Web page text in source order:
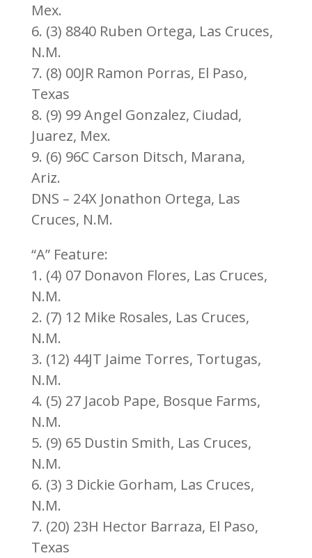
Mex.
6. (3) 8840 Ruben Ortega, Las Cruces,
N.M.
7. (8) 00JR Ramon Porras, El Paso,
Texas
8. (9) 99 Angel Gonzalez, Ciudad,
Juarez, Mex.
9. (6) 96C Carson Ditsch, Marana,
Ariz.
DNS – 24X Jonathon Ortega, Las
Cruces, N.M.
“A” Feature:
1. (4) 07 Donavon Flores, Las Cruces,
N.M.
2. (7) 12 Mike Rosales, Las Cruces,
N.M.
3. (12) 44JT Jaime Torres, Tortugas,
N.M.
4. (5) 27 Jacob Pape, Bosque Farms,
N.M.
5. (9) 65 Dustin Smith, Las Cruces,
N.M.
6. (3) 3 Dickie Gorham, Las Cruces,
N.M.
7. (20) 23H Hector Barraza, El Paso,
Texas